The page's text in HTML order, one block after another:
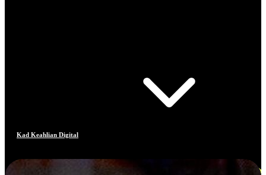
Kad Keahlian Digital